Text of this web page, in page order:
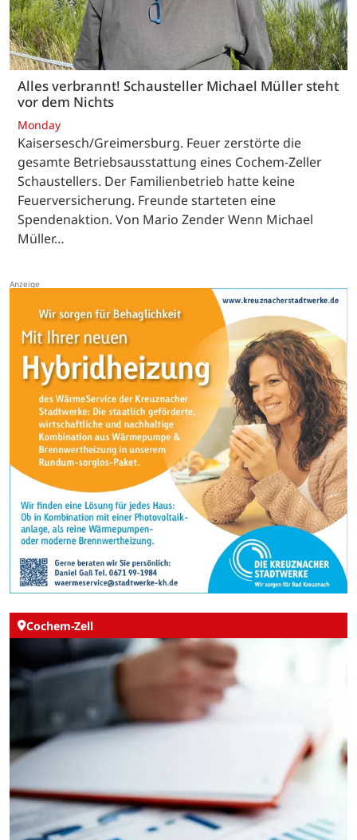
Alles verbrannt! Schausteller Michael Müller steht
vor dem Nichts
Monday
Kaisersesch/Greimersburg. Feuer zerstörte die
gesamte Betriebsausstattung eines Cochem-Zeller
Schaustellers. Der Familienbetrieb hatte keine
Feuerversicherung. Freunde starteten eine
Spendenaktion. Von Mario Zender Wenn Michael
Müller…
Cochem-Zell